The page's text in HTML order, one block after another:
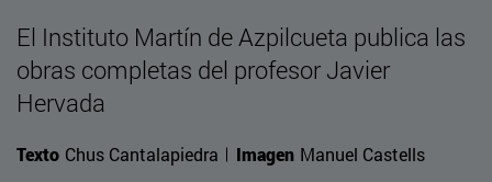
El Instituto Martín de Azpilcueta publica las
obras completas del profesor Javier
Hervada
Texto Chus Cantalapiedra Imagen Manuel Castells